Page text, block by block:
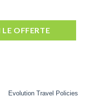
OFFERTE
Evolution Travel Policies